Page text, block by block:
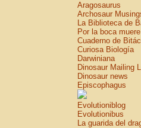
Aragosaurus
Archosaur
La Biblioteca de
Por la boca
Cuaderno de
Curiosa Biología
Darwiniana
Dinosaur Mailing
Dinosaur news
Episcophagus
Evolutioniblog
Evolutionibus
La guarida del